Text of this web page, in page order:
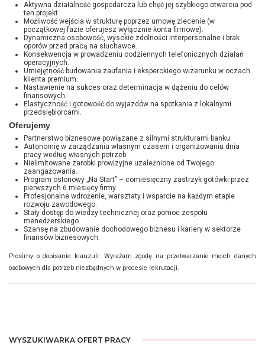
Aktywna działalność gospodarcza lub chęć jej szybkiego otwarcia pod
ten projekt.
Możliwość wejścia w strukturę poprzez umowę zlecenie (w
początkowej fazie oferujesz wyłącznie konta firmowe).
Dynamiczna osobowość, wysokie zdolności interpersonalne i brak
oporów przed pracą na słuchawce.
Konsekwencja w prowadzeniu codziennych telefonicznych działań
operacyjnych.
Umiejętność budowania zaufania i eksperckiego wizerunku w oczach
klienta premium.
Nastawienie na sukces oraz determinacja w dążeniu do celów
finansowych.
Elastyczność i gotowość do wyjazdów na spotkania z lokalnymi
przedsiębiorcami.
Oferujemy
Partnerstwo biznesowe powiązane z silnymi strukturami banku.
Autonomię w zarządzaniu własnym czasem i organizowaniu dnia
pracy według własnych potrzeb.
Nielimitowane zarobki prowizyjne uzależnione od Twojego
zaangażowania.
Program osłonowy „Na Start” – comiesięczny zastrzyk gotówki przez
pierwszych 6 miesięcy firmy.
Profesjonalne wdrożenie, warsztaty i wsparcie na każdym etapie
rozwoju zawodowego.
Stały dostęp do wiedzy technicznej oraz pomoc zespołu
menedżerskiego.
Szansę na zbudowanie dochodowego biznesu i kariery w sektorze
finansów biznesowych.
Prosimy o dopisanie klauzuli: Wyrażam zgodę na przetwarzanie moich danych
osobowych dla potrzeb niezbędnych w procesie rekrutacji.
WYSZUKIWARKA OFERT PRACY